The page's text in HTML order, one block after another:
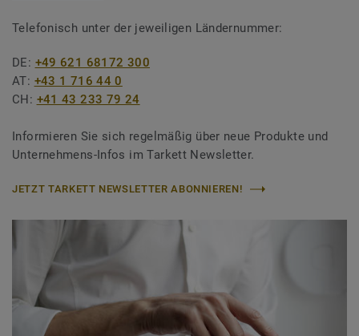
Telefonisch unter der jeweiligen Ländernummer:
DE: +49 621 68172 300
AT: +43 1 716 44 0
CH: +41 43 233 79 24
Informieren Sie sich regelmäßig über neue Produkte und
Unternehmens-Infos im Tarkett Newsletter.
JETZT TARKETT NEWSLETTER ABONNIEREN!